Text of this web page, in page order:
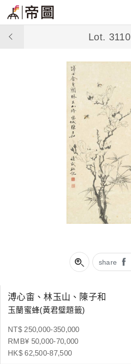
share
Lot. 3110
溥心畬、林玉山、陳子和
玉蘭蜜蜂(黃君璧題籤)
NT$ 250,000-350,000
RMB¥ 50,000-70,000
HK$ 62,500-87,500